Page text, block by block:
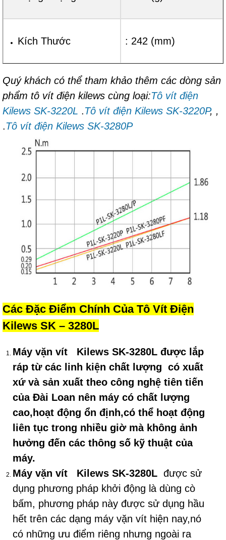
Kích Thước : 242 (mm)
Quý khách có thể tham khảo thêm các dòng sản
phẩm tô vít điện kilews cùng loại:Tô vít điện
Kilews SK-3220L .Tô vít điện Kilews SK-3220P, ,
.Tô vít điện Kilews SK-3280P
Các Đặc Điểm Chính Của Tô Vít Điện
Kilews SK – 3280L
Máy vặn vít Kilews SK-3280L được lắp
ráp từ các linh kiện chất lượng có xuất
xứ và sản xuất theo công nghệ tiên tiến
của Đài Loan nên máy có chất lượng
cao,hoạt động ổn định,có thể hoạt động
liên tục trong nhiều giờ mà không ảnh
hưởng đến các thông số kỹ thuật của
máy.
Máy vặn vít Kilews SK-3280L được sử
dụng phương pháp khởi động là dùng cò
bấm, phương pháp này được sử dụng hầu
hết trên các dạng máy vặn vít hiện nay,nó
có những ưu điểm riêng nhưng ngoài ra